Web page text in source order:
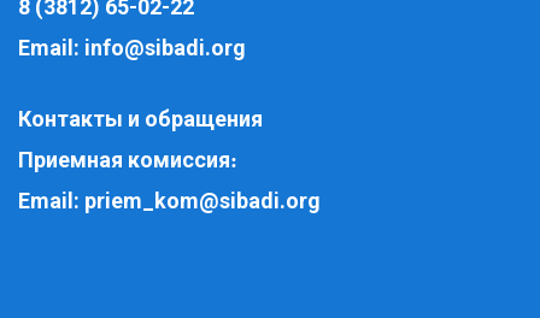
8 (3812) 65-02-22
Email: info@sibadi.org
Контакты и обращения
Приемная комиссия:
Email: priem_kom@sibadi.org